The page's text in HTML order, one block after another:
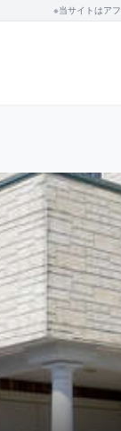
※当サイトはア